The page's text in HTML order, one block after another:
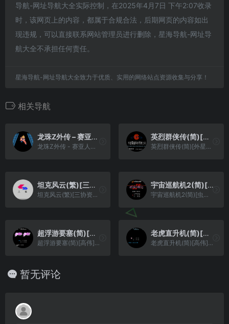
导航-网址导航大全实际控制，在2025年4月7日 下午2:07收录
时，该网页上的内容，都属于合规合法，后期网页的内容如出
现违规，可以直接联系网站管理员进行删除，星海导航-网址导
航大全不承担任何责任。
星海导航-网址导航大全致力于优质、实用的网络站点资源收集与分享！
相关导航
龙珠Z外传 – 赛亚人灭绝计划(简)[酷哥电子](JP)[RPG](6Mb)
龙珠Z外传 - 赛亚人灭绝计划(简)[酷哥电子](JP)[RPG](6Mb)
英烈群侠传(简)[外星科技](CN)[RPG](6Mb)
英烈群侠传(简)[外星科技](CN)[RPG](6Mb)
坦克风云(繁)[三协资讯](CN)[STG](0.5Mb)
坦克风云(繁)[三协资讯](CN)[STG](0.5Mb)
宇宙巡航机2(简)[虫儿](JP)[STG](2Mb)
宇宙巡航机2(简)[虫儿](JP)[STG](2Mb)
超浮游要塞(简)[高伟](JP)[STG](0.31Mb)
超浮游要塞(简)[高伟](JP)[STG](0.31Mb)
老虎直升机(简)[高伟](JP)[STG](0.5Mb)
老虎直升机(简)[高伟](JP)[STG](0.5Mb)
暂无评论